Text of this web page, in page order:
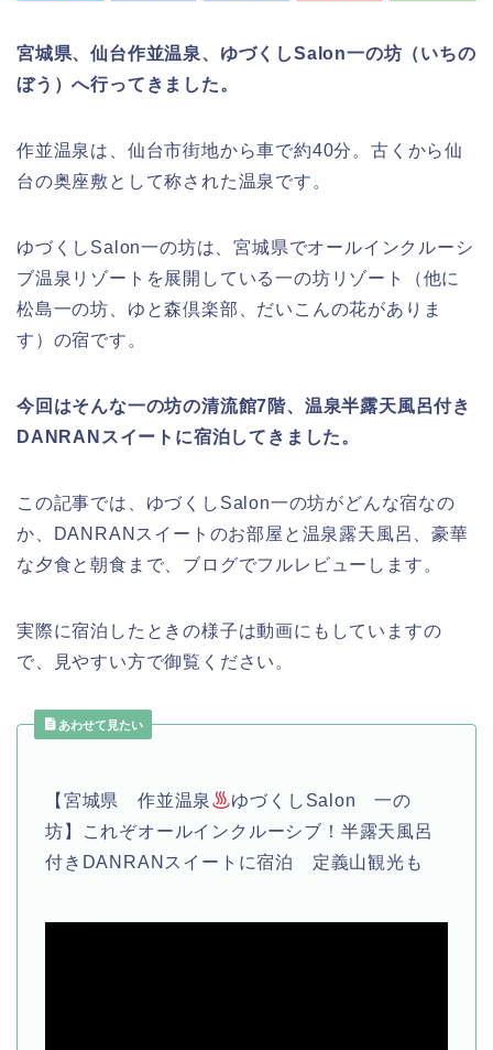
宮城県、仙台作並温泉、ゆづくしSalon一の坊（いちの
ぼう）へ行ってきました。
作並温泉は、仙台市街地から車で約40分。古くから仙
台の奥座敷として称された温泉です。
ゆづくしSalon一の坊は、宮城県でオールインクルーシ
ブ温泉リゾートを展開している一の坊リゾート（他に
松島一の坊、ゆと森倶楽部、だいこんの花がありま
す）の宿です。
今回はそんな一の坊の清流館7階、温泉半露天風呂付き
DANRANスイートに宿泊してきました。
この記事では、ゆづくしSalon一の坊がどんな宿なの
か、DANRANスイートのお部屋と温泉露天風呂、豪華
な夕食と朝食まで、ブログでフルレビューします。
実際に宿泊したときの様子は動画にもしていますの
で、見やすい方で御覧ください。
あわせて見たい
【宮城県 作並温泉
ゆづくしSalon 一の
坊】これぞオールインクルーシブ！半露天風呂
付きDANRANスイートに宿泊 定義山観光も